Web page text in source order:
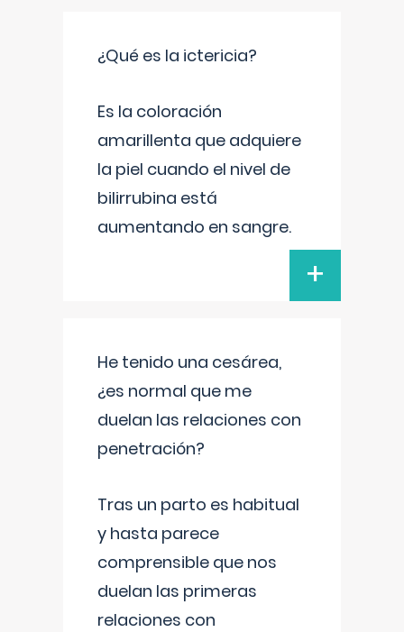
¿Qué es la ictericia?
Es la coloración
amarillenta que adquiere
la piel cuando el nivel de
bilirrubina está
aumentando en sangre.
+
He tenido una cesárea,
¿es normal que me
duelan las relaciones con
penetración?
Tras un parto es habitual
y hasta parece
comprensible que nos
duelan las primeras
relaciones con